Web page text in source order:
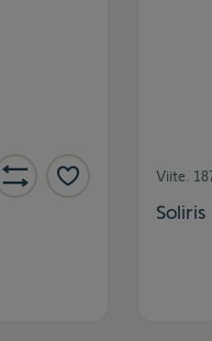
Viite.
Soliris